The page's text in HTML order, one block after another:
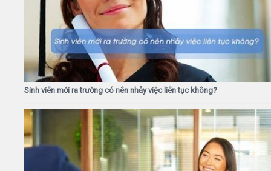
Sinh viên mới ra trường có nên nhảy việc liên tục không?